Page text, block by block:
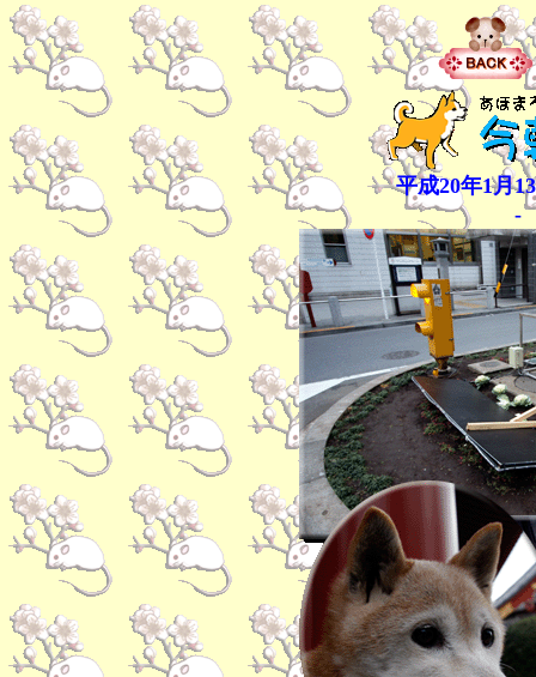
平成20年1月
-